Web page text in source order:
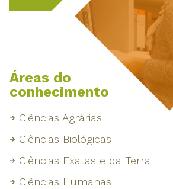
Áreas do
conhecimento
Ciências Agrárias
Ciências Biológicas
Ciências Exatas e da Terra
Ciências Humanas